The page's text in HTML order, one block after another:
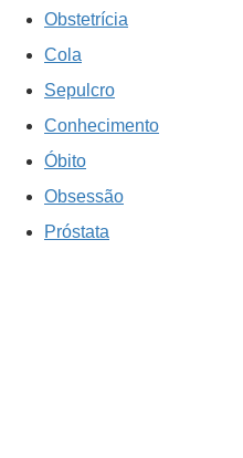
Obstetrícia
Cola
Sepulcro
Conhecimento
Óbito
Obsessão
Próstata